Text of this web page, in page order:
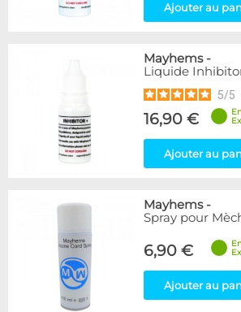
Ajouter au
Mayhems-
Liquide
5/5
16,90 €
Ajouter au
Mayhems-
Spray pour
6,90 €
Ajouter au